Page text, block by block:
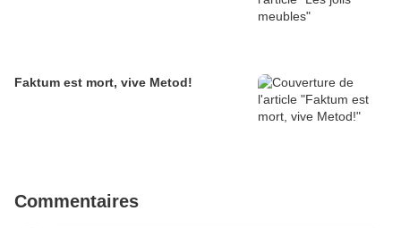
Faktum est mort, vive Metod!
Commentaires